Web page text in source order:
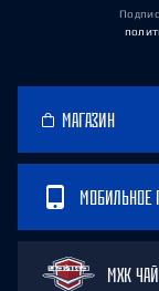
МАГАЗИН
МОБИЛЬНОЕ
МХК